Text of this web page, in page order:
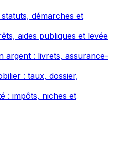
démarches et
aides publiques et levée
argent : livrets, assurance-
: taux, dossier,
: impôts, niches et